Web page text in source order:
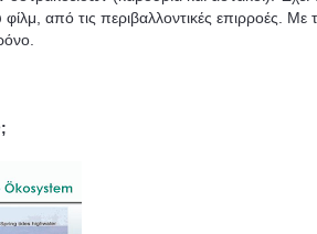
από τις περιβαλλοντικές επιρροές.